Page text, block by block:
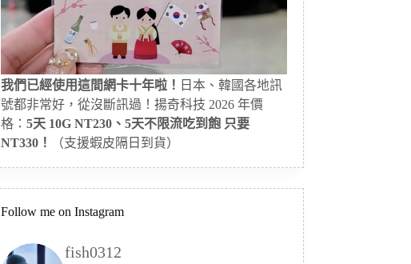
我們已經使用這間網卡十年啦！ 日本、韓國各地訊
號都非常好，從沒斷訊過！揚奇科技 2026 年價
格：5天 10G NT230、5天不限流吃到飽 只要
NT330！
（支援蝦皮隔日到貨）
Follow me on Instagram
fish0312